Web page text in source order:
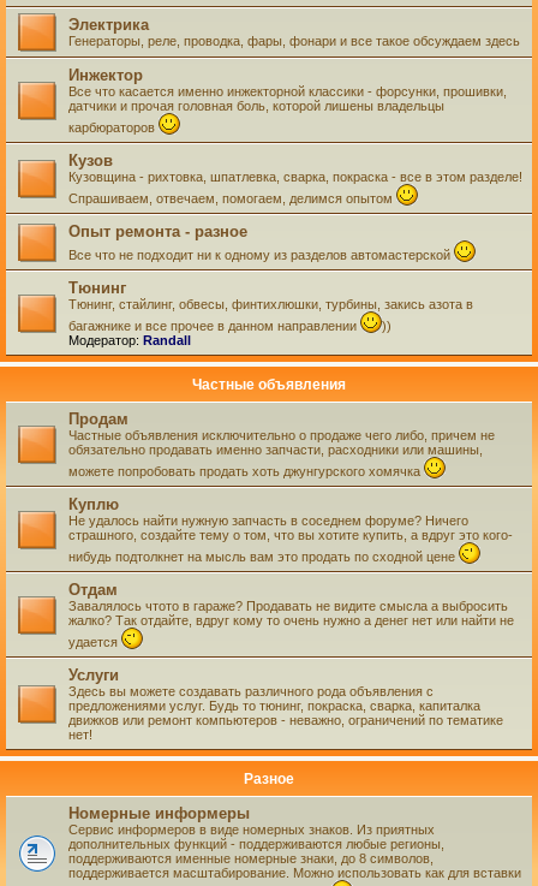
Электрика
Генераторы, реле, проводка, фары, фонари и все такое обсуждаем здесь
Инжектор
Все что касается именно инжекторной классики - форсунки, прошивки,
датчики и прочая головная боль, которой лишены владельцы
карбюраторов
Кузов
Кузовщина - рихтовка, шпатлевка, сварка, покраска - все в этом разделе!
Спрашиваем, отвечаем, помогаем, делимся опытом
Опыт ремонта - разное
Все что не подходит ни к одному из разделов автомастерской
Тюнинг
Тюнинг, стайлинг, обвесы, финтихлюшки, турбины, закись азота в
багажнике и все прочее в данном направлении
))
Модератор: Randall
Частные объявления
Продам
Частные объявления исключительно о продаже чего либо, причем не
обязательно продавать именно запчасти, расходники или машины,
можете попробовать продать хоть джунгурского хомячка
Куплю
Не удалось найти нужную запчасть в соседнем форуме? Ничего
страшного, создайте тему о том, что вы хотите купить, а вдруг это кого-
нибудь подтолкнет на мысль вам это продать по сходной цене
Отдам
Завалялось чтото в гараже? Продавать не видите смысла а выбросить
жалко? Так отдайте, вдруг кому то очень нужно а денег нет или найти не
удается
Услуги
Здесь вы можете создавать различного рода объявления с
предложениями услуг. Будь то тюнинг, покраска, сварка, капиталка
движков или ремонт компьютеров - неважно, ограничений по тематике
нет!
Разное
Номерные информеры
Сервис информеров в виде номерных знаков. Из приятных
дополнительных функций - поддерживаются любые регионы,
поддерживаются именные номерные знаки, до 8 символов,
поддерживается масштабирование. Можно использовать как для вставки